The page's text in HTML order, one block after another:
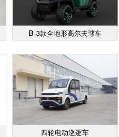
B-3款全地形高尔夫球车
四轮电动巡逻车